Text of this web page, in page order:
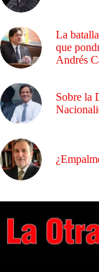
La
que
Andrés
Sobre la